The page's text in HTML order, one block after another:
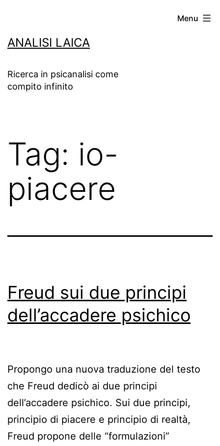
contenuto
ANALISI LAICA
Ricerca in psicanalisi come
compito infinito
Menu
Tag: io-
piacere
Freud sui due principi
dell’accadere psichico
Propongo una nuova traduzione del testo
che Freud dedicò ai due principi
dell’accadere psichico. Sui due principi,
principio di piacere e principio di realtà,
Freud propone delle “formulazioni”